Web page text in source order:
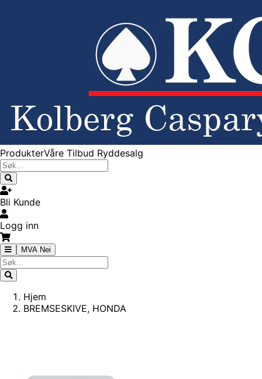
ProdukterVåre Tilbud Ryddesalg
Bli Kunde
Logg inn
MVA Nei
Hjem
BREMSESKIVE, HONDA